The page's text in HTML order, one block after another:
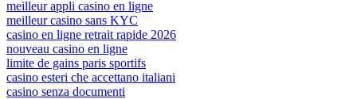
meilleur appli casino en ligne
meilleur casino sans KYC
casino en ligne retrait rapide 2026
nouveau casino en ligne
limite de gains paris sportifs
casino esteri che accettano italiani
casino senza documenti